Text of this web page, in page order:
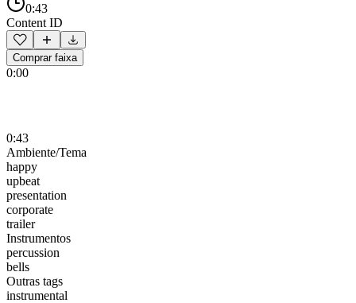
0:43
Content ID
Comprar faixa
0:00
0:43
Ambiente/Tema
happy
upbeat
presentation
corporate
trailer
Instrumentos
percussion
bells
Outras tags
instrumental